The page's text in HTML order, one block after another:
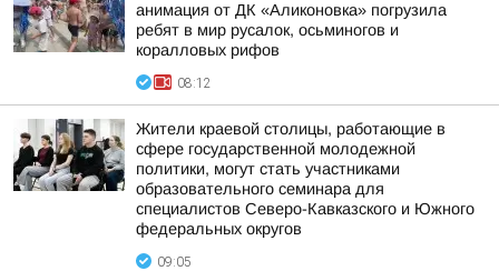
анимация от ДК «Аликоновка» погрузила
ребят в мир русалок, осьминогов и
коралловых рифов
08:12
Жители краевой столицы, работающие в
сфере государственной молодежной
политики, могут стать участниками
образовательного семинара для
специалистов Северо-Кавказского и Южного
федеральных округов
09:05